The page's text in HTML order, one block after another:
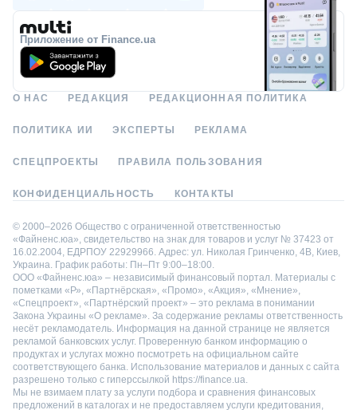
Приложение от Finance.ua
О НАС РЕДАКЦИЯ РЕДАКЦИОННАЯ ПОЛИТИКА
ПОЛИТИКА ИИ ЭКСПЕРТЫ РЕКЛАМА
СПЕЦПРОЕКТЫ ПРАВИЛА ПОЛЬЗОВАНИЯ
КОНФИДЕНЦИАЛЬНОСТЬ КОНТАКТЫ
© 2000–2026 Общество с ограниченной ответственностью
«Файненс.юа», свидетельство на знак для товаров и услуг № 37423 от
16.02.2004, ЕДРПОУ 22929966. Адрес: ул. Николая Гринченко, 4В, Киев,
Украина. График работы: Пн–Пт 9:00–18:00.
ООО «Файненс.юа» – независимый финансовый портал. Материалы с
пометками «Р», «Партнёрская», «Промо», «Акция», «Мнение»,
«Спецпроект», «Партнёрский проект» – это реклама в понимании
Закона Украины «О рекламе». За содержание рекламы ответственность
несёт рекламодатель. Информация на данной странице не является
рекламой банковских услуг. Проверенную банком информацию о
продуктах и услугах можно посмотреть на официальном сайте
соответствующего банка. Использование материалов и данных с сайта
разрешено только с гиперссылкой https://finance.ua.
Мы не взимаем плату за услуги подбора и сравнения финансовых
предложений в каталогах и не предоставляем услуги кредитования,